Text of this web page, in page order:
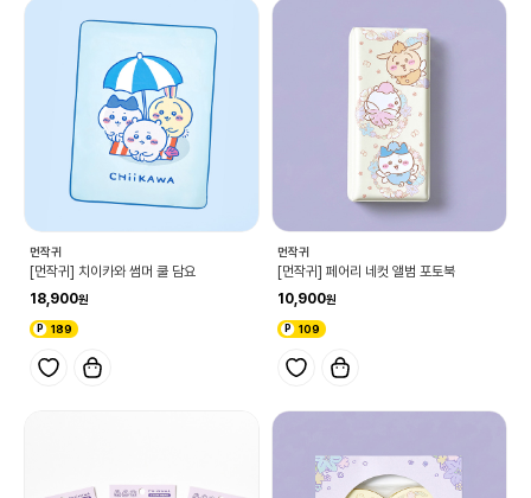
먼작귀
[먼작귀] 치이카와 썸머 쿨 담요
18,900
189
먼작귀
[먼작귀] 페어리 네컷 앨범 포토북
10,900
109